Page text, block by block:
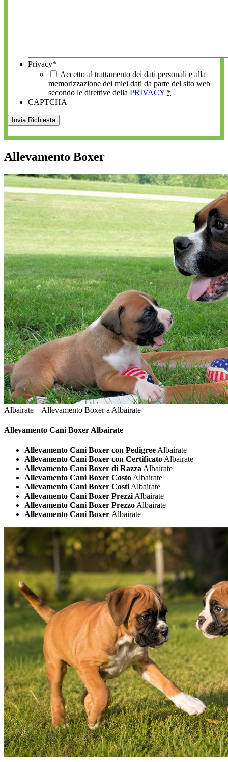
Privacy*
Accetto al trattamento dei dati personali e alla
memorizzazione dei miei dati da parte del sito web
secondo le direttive della PRIVACY *
CAPTCHA
Allevamento Boxer
Albairate – Allevamento Boxer a Albairate
Allevamento Cani Boxer Albairate
Allevamento Cani Boxer con Pedigree Albairate
Allevamento Cani Boxer con Certificato Albairate
Allevamento Cani Boxer di Razza Albairate
Allevamento Cani Boxer Costo Albairate
Allevamento Cani Boxer Costi Albairate
Allevamento Cani Boxer Prezzi Albairate
Allevamento Cani Boxer Prezzo Albairate
Allevamento Cani Boxer Albairate